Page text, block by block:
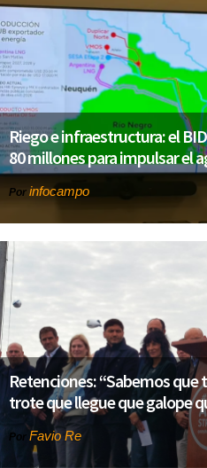
Riego e infraestructura: el
80 millones para impulsar el
Por infocampo
Retenciones: “Sabemos
trote que llegue que galope
Por Favio Re